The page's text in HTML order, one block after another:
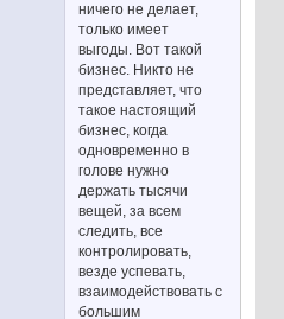
ничего не делает,
только имеет
выгоды. Вот такой
бизнес. Никто не
представляет, что
такое настоящий
бизнес, когда
одновременно в
голове нужно
держать тысячи
вещей, за всем
следить, все
контролировать,
везде успевать,
взаимодействовать с
большим